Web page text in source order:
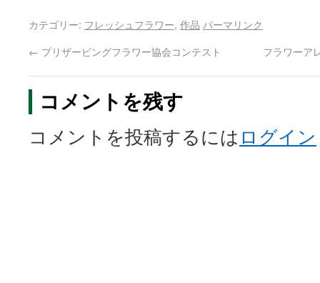
カテゴリー: フレッシュフラワー, 作品 パーマリンク
← プリザービングフラワー協会コンテスト フラワーア
コメントを残す
コメントを投稿するには ログイン